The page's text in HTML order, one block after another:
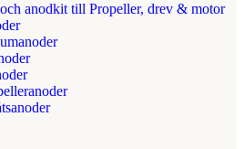
anodkit till Propeller, drev & motor